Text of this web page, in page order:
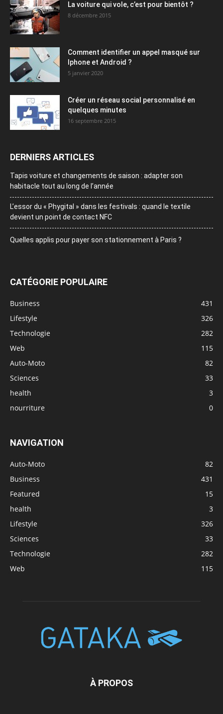
La voiture qui vole, c’est pour bientôt ?
8 décembre 2015
Comment identifier un appel masqué sur
Iphone et Android ?
5 janvier 2020
Créer un réseau social personnalisé en
quelques minutes
16 septembre 2015
DERNIERS ARTICLES
Tapis voiture et changements de saison : adapter son
habitacle tout au long de l’année
L’essor du « Phygital » dans les festivals : quand le textile
devient un point de contact NFC
Quelles applis pour payer son stationnement à Paris ?
CATÉGORIE POPULAIRE
Business
431
Lifestyle
326
Technologie
282
Web
115
Auto-Moto
82
Sciences
33
health
3
nourriture
0
NAVIGATION
Auto-Moto
82
Business
431
Featured
15
health
3
Lifestyle
326
Sciences
33
Technologie
282
Web
115
À PROPOS